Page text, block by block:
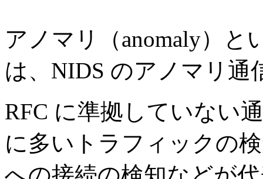
アノマリ（anomaly）
は、NIDS のアノマリ通
RFC に準拠していない
に多いトラフィックの